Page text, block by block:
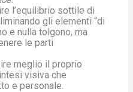
l’equilibrio sottile di
gli elementi “di
e nulla tolgono, ma
le parti
meglio il proprio
visiva che
e personale.